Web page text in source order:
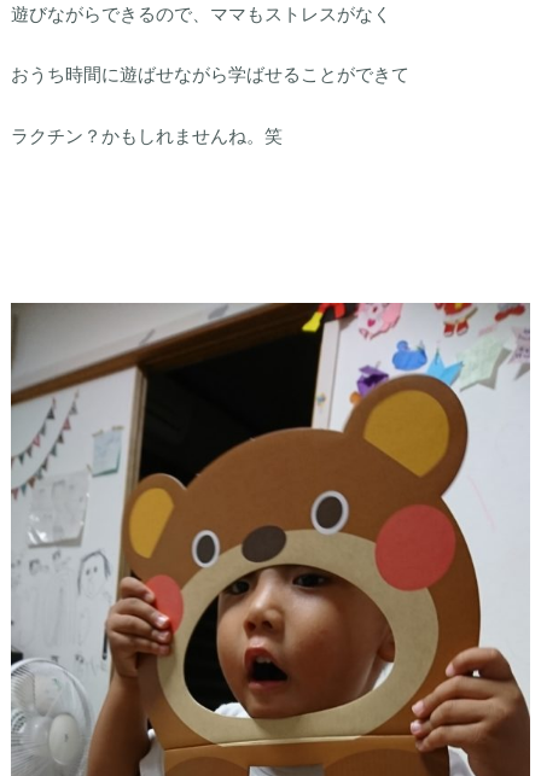
遊びながらできるので、ママもストレスがなく
おうち時間に遊ばせながら学ばせることができて
ラクチン？かもしれませんね。笑